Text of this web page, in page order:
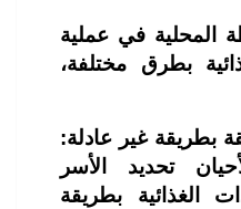
المحلية في عملية
بطرق مختلفة،
بطريقة غير عادلة:
تحديد الأسر
الغذائية بطريقة